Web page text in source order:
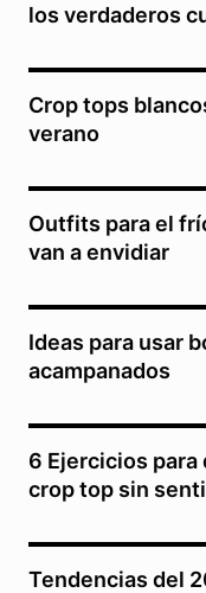
los verdaderos
Crop tops
verano
Outfits para el
van a envidiar
Ideas para usar
acampanados
6 Ejercicios para
crop top sin
Tendencias del